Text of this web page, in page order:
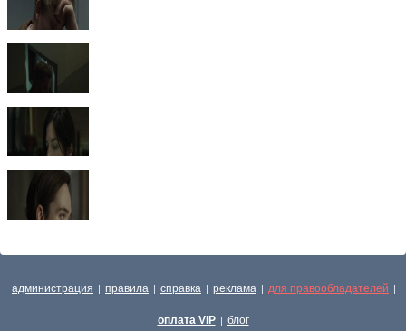
администрация | правила | справка | реклама | для правообладателей |
оплата VIP | блог